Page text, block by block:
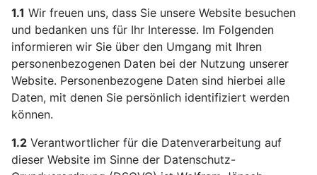
1.1 Wir freuen uns, dass Sie unsere Website besuchen
und bedanken uns für Ihr Interesse. Im Folgenden
informieren wir Sie über den Umgang mit Ihren
personenbezogenen Daten bei der Nutzung unserer
Website. Personenbezogene Daten sind hierbei alle
Daten, mit denen Sie persönlich identifiziert werden
können.
1.2 Verantwortlicher für die Datenverarbeitung auf
dieser Website im Sinne der Datenschutz-